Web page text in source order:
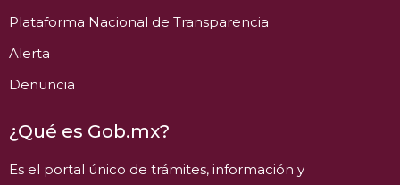
Plataforma Nacional de Transparencia
Alerta
Denuncia
¿Qué es Gob.mx?
Es el portal único de trámites, información y